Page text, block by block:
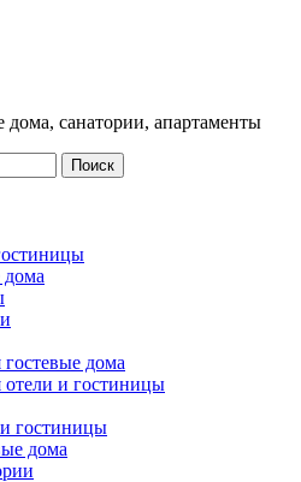
дома, санатории, апартаменты
дома
дома
отели и гостиницы
гостиницы
дома